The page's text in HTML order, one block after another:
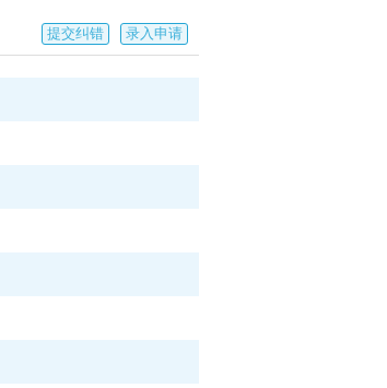
提交纠错 录入申请